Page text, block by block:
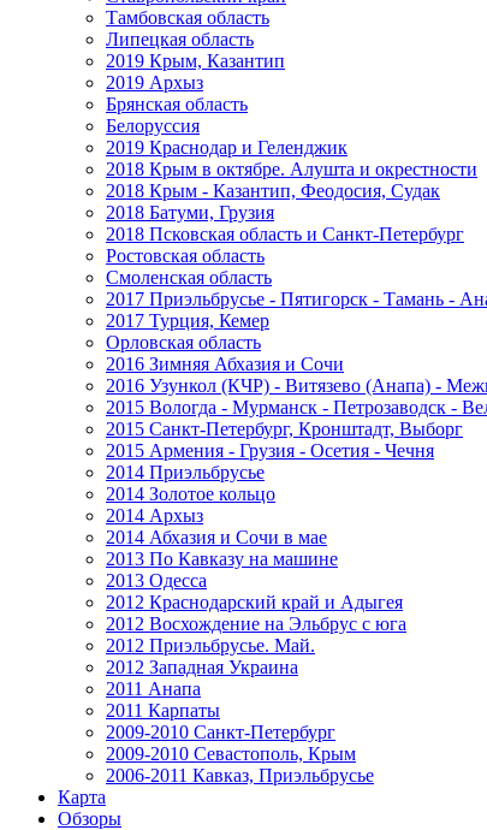
Тамбовская область
Липецкая область
2019 Крым, Казантип
2019 Архыз
Брянская область
Белоруссия
2019 Краснодар и Геленджик
2018 Крым в октябре. Алушта и окрестности
2018 Крым - Казантип, Феодосия, Судак
2018 Батуми, Грузия
2018 Псковская область и Санкт-Петербург
Ростовская область
Смоленская область
2017 Приэльбрусье - Пятигорск - Тамань -
2017 Турция, Кемер
Орловская область
2016 Зимняя Абхазия и Сочи
2016 Узункол (КЧР) - Витязево (Анапа) -
2015 Вологда - Мурманск - Петрозаводск -
2015 Санкт-Петербург, Кронштадт, Выборг
2015 Армения - Грузия - Осетия - Чечня
2014 Приэльбрусье
2014 Золотое кольцо
2014 Архыз
2014 Абхазия и Сочи в мае
2013 По Кавказу на машине
2013 Одесса
2012 Краснодарский край и Адыгея
2012 Восхождение на Эльбрус с юга
2012 Приэльбрусье. Май.
2012 Западная Украина
2011 Анапа
2011 Карпаты
2009-2010 Санкт-Петербург
2009-2010 Севастополь, Крым
2006-2011 Кавказ, Приэльбрусье
Карта
Обзоры